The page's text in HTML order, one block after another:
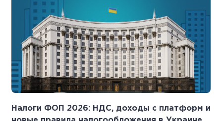
Налоги ФОП 2026: НДС, доходы с платформ и